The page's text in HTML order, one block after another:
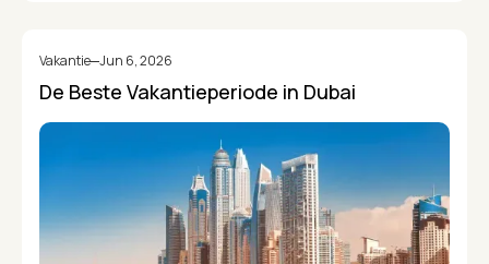
Vakantie Jun 6, 2026
De Beste Vakantieperiode in Dubai